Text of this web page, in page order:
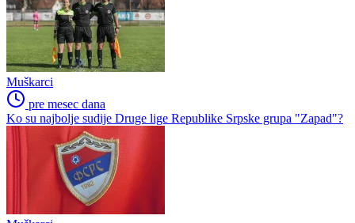
Muškarci
pre mesec dana
Ko su najbolje sudije Druge lige Republike Srpske grupa "Zapad"?